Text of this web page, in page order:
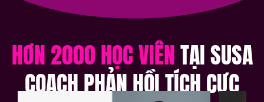
HƠN 2000 HỌC VIÊNTẠI SUSA
COACH PHẢN HỒI TÍCH CỰC